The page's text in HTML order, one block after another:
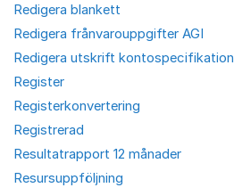
Redigera blankett
Redigera frånvarouppgifter AGI
Redigera utskrift kontospecifikation
Register
Registerkonvertering
Registrerad
Resultatrapport 12 månader
Resursuppföljning